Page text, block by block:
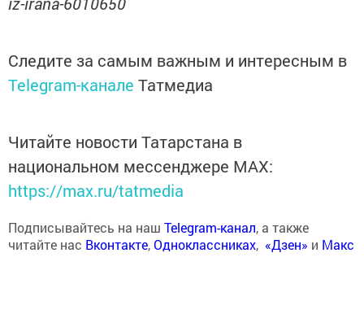
Следите за самым важным и интересным в
Telegram-канале Татмедиа
Читайте новости Татарстана в
национальном мессенджере MАХ:
https://max.ru/tatmedia
Подписывайтесь на наш Telegram-канал, а также
читайте нас Вконтакте,Одноклассниках, «Дзен» и Макс